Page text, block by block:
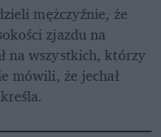
mężczyźnie, że
zjazdu na
na wszystkich, którzy
mówili, że jechał